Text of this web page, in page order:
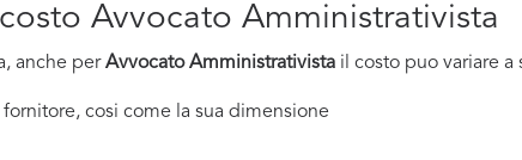
Avvocato Amministrativista
anche perAvvocato Amministrativista il costo puo variare
cosi come la sua dimensione